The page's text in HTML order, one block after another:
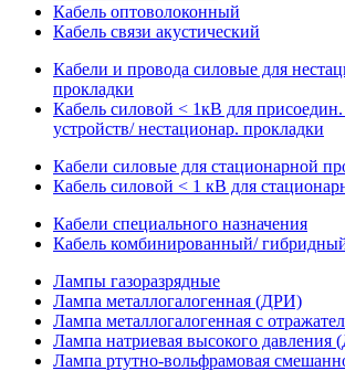
Кабель оптоволоконный
Кабель связи акустический
Кабели и провода силовые для
прокладки
Кабель силовой < 1кВ для
устройств/ нестационар. прокладки
Кабели силовые для стационарной
Кабель силовой < 1 кВ для
Кабели специального назначения
Кабель комбинированный/
Лампы газоразрядные
Лампа металлогалогенная (ДРИ)
Лампа металлогалогенная с
Лампа натриевая высокого давления
Лампа ртутно-вольфрамовая